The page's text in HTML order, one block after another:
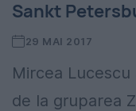
Sankt
29 MAI 2017
Mircea
de la gruparea